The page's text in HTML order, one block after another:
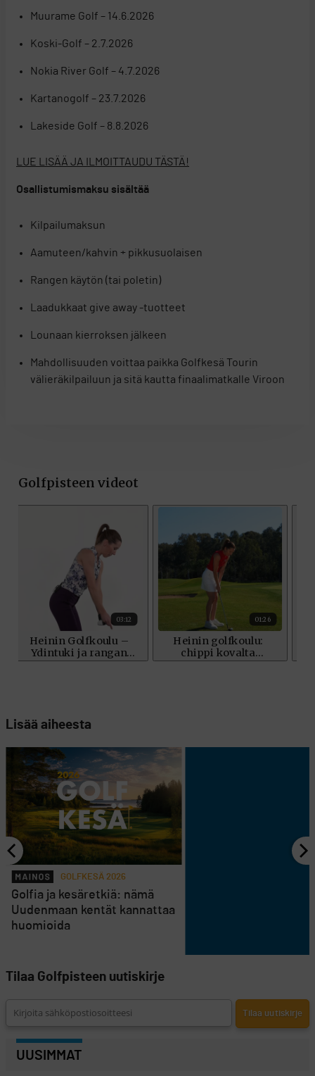
Muurame Golf – 14.6.2026
Koski-Golf – 2.7.2026
Nokia River Golf – 4.7.2026
Kartanogolf – 23.7.2026
Lakeside Golf – 8.8.2026
LUE LISÄÄ JA ILMOITTAUDU TÄSTÄ!
Osallistumismaksu sisältää
Kilpailumaksun
Aamuteen/kahvin + pikkusuolaisen
Rangen käytön (tai poletin)
Laadukkaat give away -tuotteet
Lounaan kierroksen jälkeen
Mahdollisuuden voittaa paikka Golfkesä Tourin
välieräkilpailuun ja sitä kautta finaalimatkalle Viroon
Lisää aiheesta
GOLFKESÄ 2026
Golfia ja kesäretkiä: nämä
Uudenmaan kentät kannattaa
huomioida
Tilaa Golfpisteen uutiskirje
UUSIMMAT